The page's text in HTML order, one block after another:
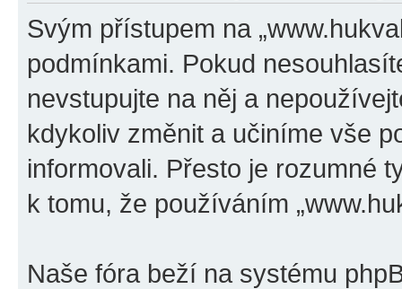
Svým přístupem na
podmínkami. Pokud
nevstupujte na něj a
kdykoliv změnit a učiníme vše
informovali. Přesto je rozumné
k tomu, že používáním
Naše fóra beží na systému